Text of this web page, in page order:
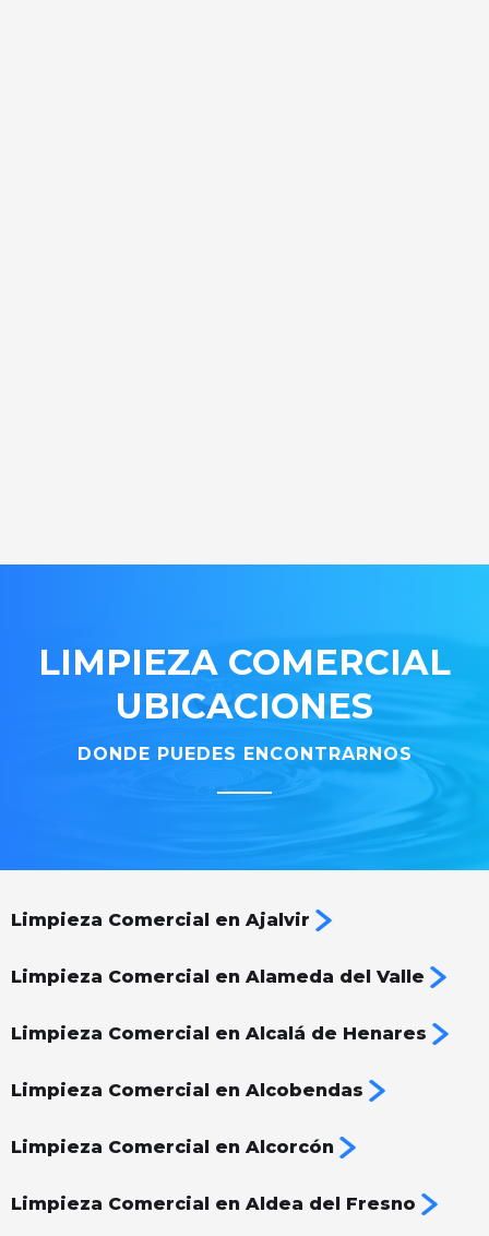
LIMPIEZA COMERCIAL
UBICACIONES
DONDE PUEDES ENCONTRARNOS
Limpieza Comercial en Ajalvir
Limpieza Comercial en Alameda del Valle
Limpieza Comercial en Alcalá de Henares
Limpieza Comercial en Alcobendas
Limpieza Comercial en Alcorcón
Limpieza Comercial en Aldea del Fresno